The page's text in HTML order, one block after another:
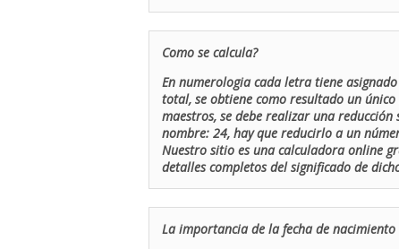
Como se calcula?
En numerologia cada letra tiene
total, se obtiene como resultado un
maestros, se debe realizar una
nombre: 24, hay que reducirlo a un
Nuestro sitio es una calculadora online
detalles completos del significado de
La importancia de la fecha de nacimiento